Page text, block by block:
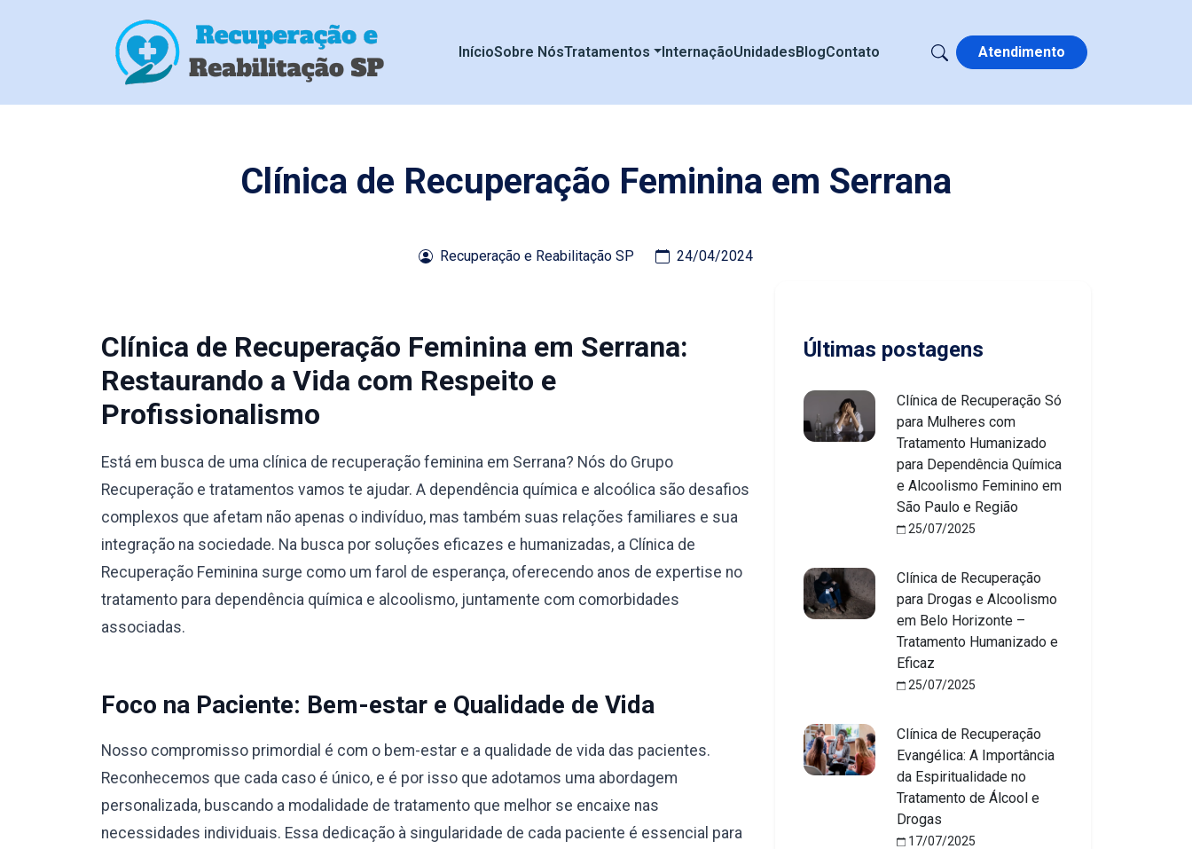
InícioSobre NósTratamentos InternaçãoUnidadesBlogContato Atendimento
Clínica de Recuperação Feminina em Serrana
Recuperação e Reabilitação SP 24/04/2024
Clínica de Recuperação Feminina em Serrana:
Restaurando a Vida com Respeito e
Profissionalismo
Está em busca de uma clínica de recuperação feminina em Serrana? Nós do Grupo
Recuperação e tratamentos vamos te ajudar. A dependência química e alcoólica são desafios
complexos que afetam não apenas o indivíduo, mas também suas relações familiares e sua
integração na sociedade. Na busca por soluções eficazes e humanizadas, a Clínica de
Recuperação Feminina surge como um farol de esperança, oferecendo anos de expertise no
tratamento para dependência química e alcoolismo, juntamente com comorbidades
associadas.
Foco na Paciente: Bem-estar e Qualidade de Vida
Nosso compromisso primordial é com o bem-estar e a qualidade de vida das pacientes.
Reconhecemos que cada caso é único, e é por isso que adotamos uma abordagem
personalizada, buscando a modalidade de tratamento que melhor se encaixe nas
necessidades individuais. Essa dedicação à singularidade de cada paciente é essencial para
Últimas postagens
Clínica de Recuperação Só
para Mulheres com
Tratamento Humanizado
para Dependência Química
e Alcoolismo Feminino em
São Paulo e Região
25/07/2025
Clínica de Recuperação
para Drogas e Alcoolismo
em Belo Horizonte –
Tratamento Humanizado e
Eficaz
25/07/2025
Clínica de Recuperação
Evangélica: A Importância
da Espiritualidade no
Tratamento de Álcool e
Drogas
17/07/2025